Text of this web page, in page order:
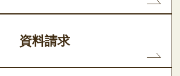
資料請求